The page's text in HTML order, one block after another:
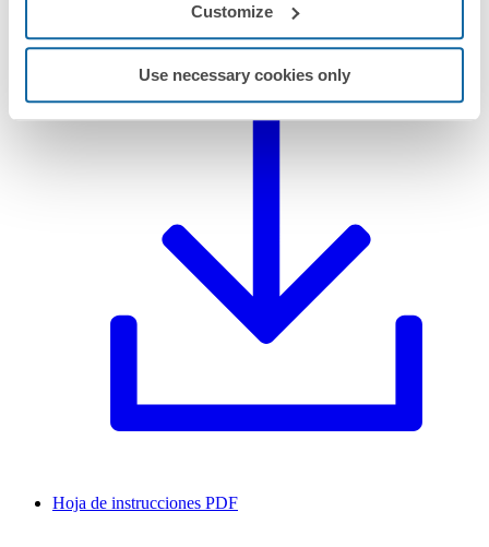
Customize
Use necessary cookies only
Ficha técnicaPDF
Hoja de instrucciones PDF